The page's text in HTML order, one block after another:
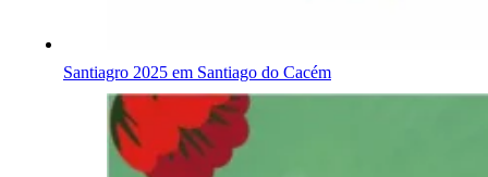
Santiagro 2025 em Santiago do Cacém